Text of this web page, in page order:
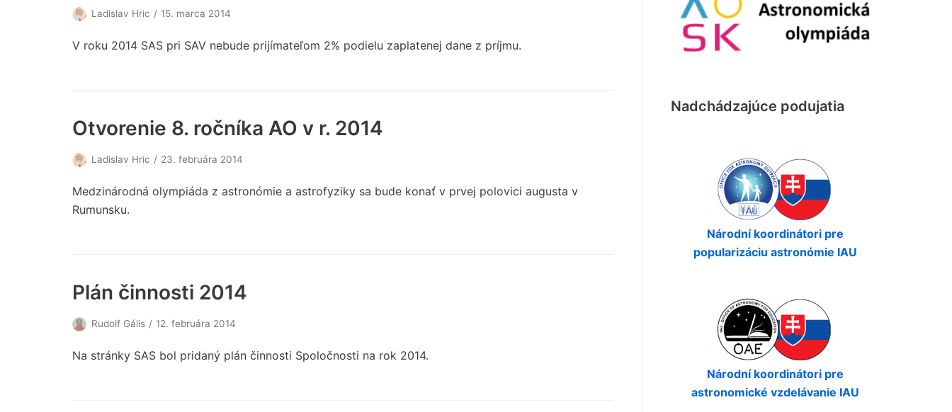
Ladislav Hric 15. marca 2014
V roku 2014 SAS pri SAV nebude prijímateľom 2% podielu zaplatenej dane z príjmu.
Otvorenie 8. ročníka AO v r. 2014
Ladislav Hric 23. februára 2014
Medzinárodná olympiáda z astronómie a astrofyziky sa bude konať v prvej polovici augusta v
Rumunsku.
Plán činnosti 2014
Rudolf Gális 12. februára 2014
Na stránky SAS bol pridaný plán činnosti Spoločnosti na rok 2014.
Nadchádzajúce podujatia
Národní koordinátori pre
popularizáciu astronómie IAU
Národní koordinátori pre
astronomické vzdelávanie IAU